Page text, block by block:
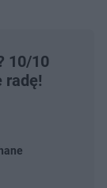
10/10
radę!